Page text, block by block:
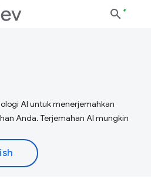
AI untuk menerjemahkan
Anda. Terjemahan AI mungkin